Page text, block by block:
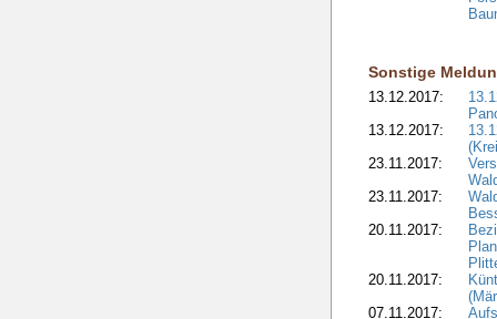
Sonstige
13.12.2017:
13.12.2017:
23.11.2017:
23.11.2017:
20.11.2017:
20.11.2017:
07.11.2017: